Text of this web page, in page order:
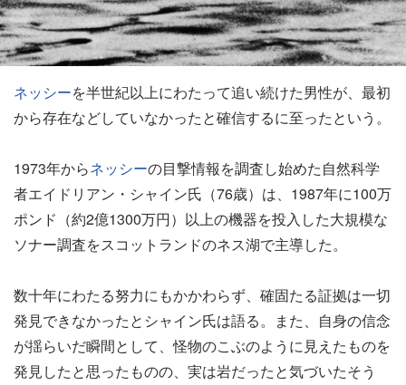
ネッシーを半世紀以上にわたって追い続けた男性が、最初
から存在などしていなかったと確信するに至ったという。
1973年からネッシーの目撃情報を調査し始めた自然科学
者エイドリアン・シャイン氏（76歳）は、1987年に100万
ポンド（約2億1300万円）以上の機器を投入した大規模な
ソナー調査をスコットランドのネス湖で主導した。
数十年にわたる努力にもかかわらず、確固たる証拠は一切
発見できなかったとシャイン氏は語る。また、自身の信念
が揺らいだ瞬間として、怪物のこぶのように見えたものを
発見したと思ったものの、実は岩だったと気づいたそう